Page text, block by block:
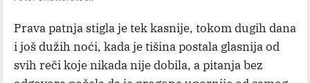
Prava patnja stigla je tek kasnije, tokom dugih dana
i još dužih noći, kada je tišina postala glasnija od
svih reči koje nikada nije dobila, a pitanja bez